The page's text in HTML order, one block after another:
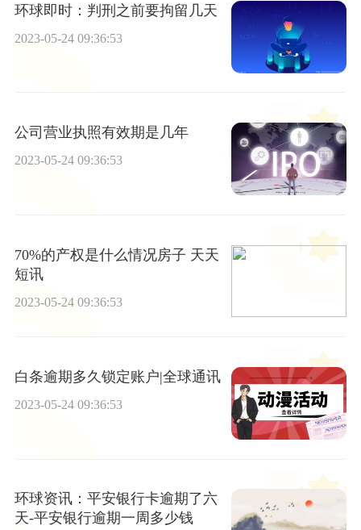
环球即时：判刑之前要拘留几天
2023-05-24 09:36:53
公司营业执照有效期是几年
2023-05-24 09:36:53
70%的产权是什么情况房子 天天
短讯
2023-05-24 09:36:53
白条逾期多久锁定账户|全球通讯
2023-05-24 09:36:53
环球资讯：平安银行卡逾期了六
天-平安银行逾期一周多少钱